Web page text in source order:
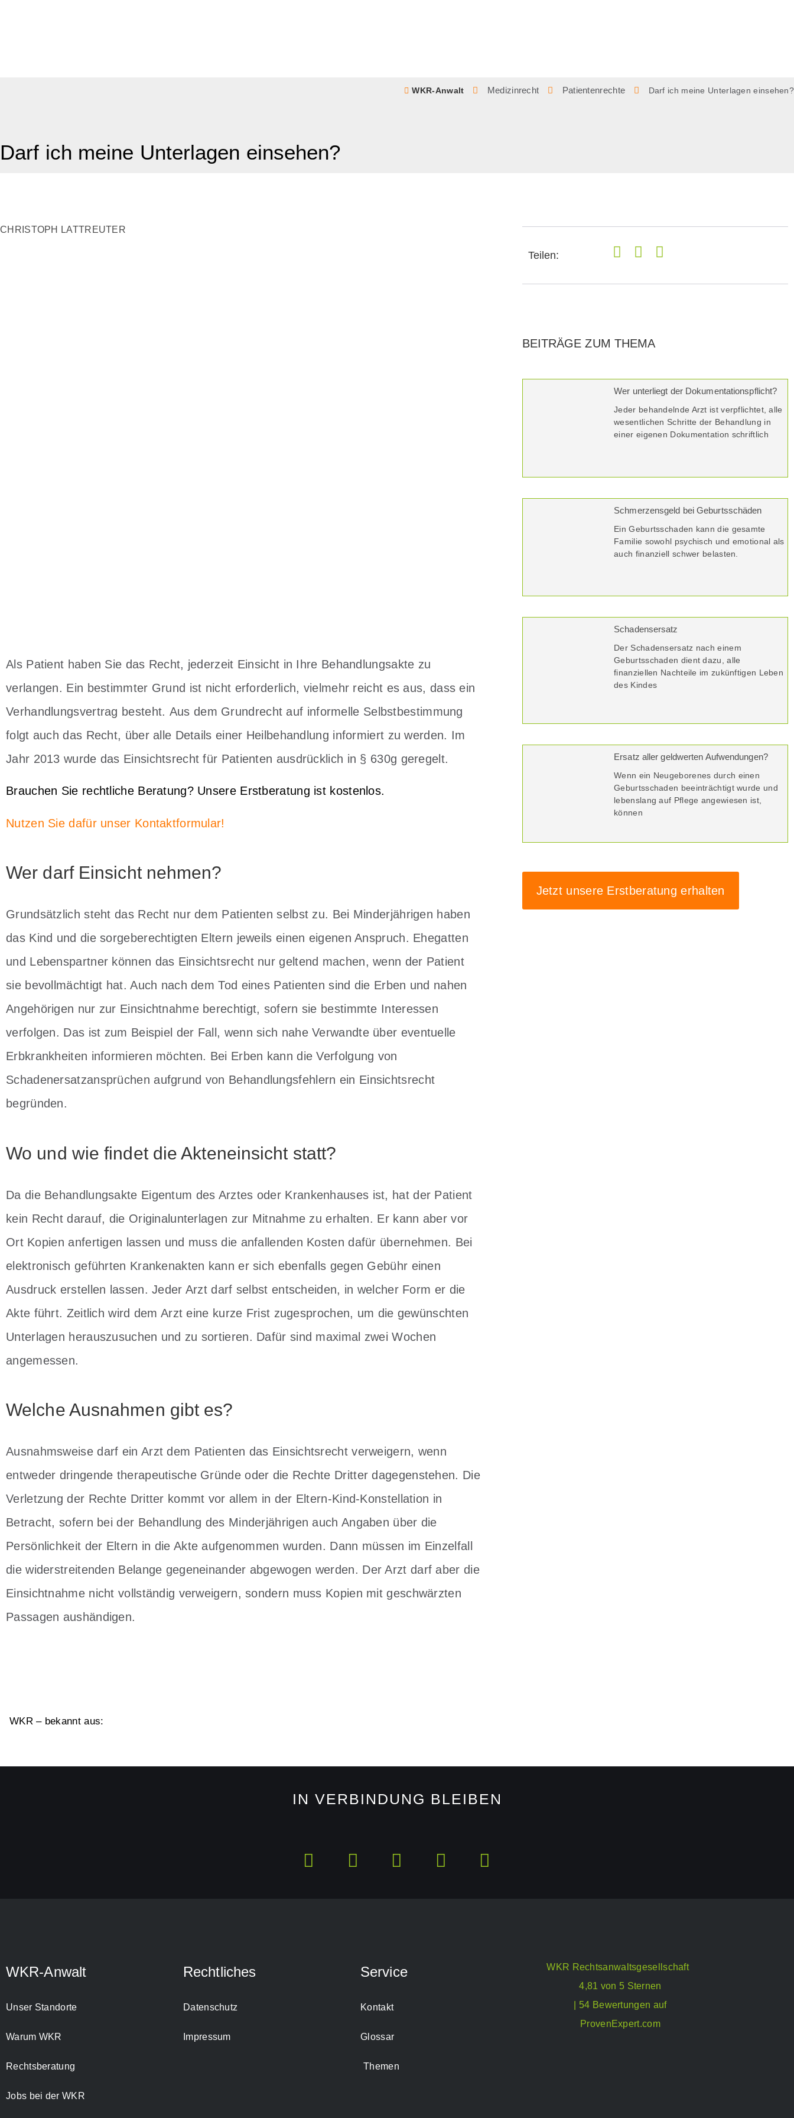
WKR-Anwalt Medizinrecht Patientenrechte Darf ich meine Unterlagen einsehen?
Darf ich meine Unterlagen einsehen?
CHRISTOPH LATTREUTER
Als Patient haben Sie das Recht, jederzeit Einsicht in Ihre Behandlungsakte zu
verlangen. Ein bestimmter Grund ist nicht erforderlich, vielmehr reicht es aus, dass ein
Verhandlungsvertrag besteht. Aus dem Grundrecht auf informelle Selbstbestimmung
folgt auch das Recht, über alle Details einer Heilbehandlung informiert zu werden. Im
Jahr 2013 wurde das Einsichtsrecht für Patienten ausdrücklich in § 630g geregelt.
Brauchen Sie rechtliche Beratung? Unsere Erstberatung ist kostenlos.
Nutzen Sie dafür unser Kontaktformular!
Wer darf Einsicht nehmen?
Grundsätzlich steht das Recht nur dem Patienten selbst zu. Bei Minderjährigen haben
das Kind und die sorgeberechtigten Eltern jeweils einen eigenen Anspruch. Ehegatten
und Lebenspartner können das Einsichtsrecht nur geltend machen, wenn der Patient
sie bevollmächtigt hat. Auch nach dem Tod eines Patienten sind die Erben und nahen
Angehörigen nur zur Einsichtnahme berechtigt, sofern sie bestimmte Interessen
verfolgen. Das ist zum Beispiel der Fall, wenn sich nahe Verwandte über eventuelle
Erbkrankheiten informieren möchten. Bei Erben kann die Verfolgung von
Schadenersatzansprüchen aufgrund von Behandlungsfehlern ein Einsichtsrecht
begründen.
Wo und wie findet die Akteneinsicht statt?
Da die Behandlungsakte Eigentum des Arztes oder Krankenhauses ist, hat der Patient
kein Recht darauf, die Originalunterlagen zur Mitnahme zu erhalten. Er kann aber vor
Ort Kopien anfertigen lassen und muss die anfallenden Kosten dafür übernehmen. Bei
elektronisch geführten Krankenakten kann er sich ebenfalls gegen Gebühr einen
Ausdruck erstellen lassen. Jeder Arzt darf selbst entscheiden, in welcher Form er die
Akte führt. Zeitlich wird dem Arzt eine kurze Frist zugesprochen, um die gewünschten
Unterlagen herauszusuchen und zu sortieren. Dafür sind maximal zwei Wochen
angemessen.
Welche Ausnahmen gibt es?
Ausnahmsweise darf ein Arzt dem Patienten das Einsichtsrecht verweigern, wenn
entweder dringende therapeutische Gründe oder die Rechte Dritter dagegenstehen. Die
Verletzung der Rechte Dritter kommt vor allem in der Eltern-Kind-Konstellation in
Betracht, sofern bei der Behandlung des Minderjährigen auch Angaben über die
Persönlichkeit der Eltern in die Akte aufgenommen wurden. Dann müssen im Einzelfall
die widerstreitenden Belange gegeneinander abgewogen werden. Der Arzt darf aber die
Einsichtnahme nicht vollständig verweigern, sondern muss Kopien mit geschwärzten
Passagen aushändigen.
Teilen:
BEITRÄGE ZUM THEMA
Wer unterliegt der Dokumentationspflicht?
Jeder behandelnde Arzt ist verpflichtet, alle
wesentlichen Schritte der Behandlung in
einer eigenen Dokumentation schriftlich
Schmerzensgeld bei Geburtsschäden
Ein Geburtsschaden kann die gesamte
Familie sowohl psychisch und emotional als
auch finanziell schwer belasten.
Schadensersatz
Der Schadensersatz nach einem
Geburtsschaden dient dazu, alle
finanziellen Nachteile im zukünftigen Leben
des Kindes
Ersatz aller geldwerten Aufwendungen?
Wenn ein Neugeborenes durch einen
Geburtsschaden beeinträchtigt wurde und
lebenslang auf Pflege angewiesen ist,
können
Jetzt unsere Erstberatung erhalten
WKR – bekannt aus:
IN VERBINDUNG BLEIBEN
WKR-Anwalt
Unser Standorte
Warum WKR
Rechtsberatung
Jobs bei der WKR
Rechtliches
Datenschutz
Impressum
Service
Kontakt
Glossar
Themen
WKR Rechtsanwaltsgesellschaft
4,81 von 5 Sternen
| 54 Bewertungen auf
ProvenExpert.com